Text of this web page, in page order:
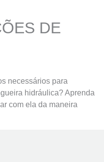
DE
necessários para
hidráulica? Aprenda
com ela da maneira